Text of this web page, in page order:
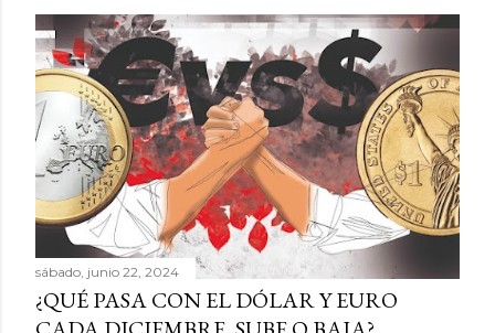
sábado, junio 22, 2024
¿QUÉ PASA CON EL DÓLAR Y EURO